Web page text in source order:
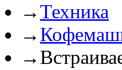
→Техника
→
→